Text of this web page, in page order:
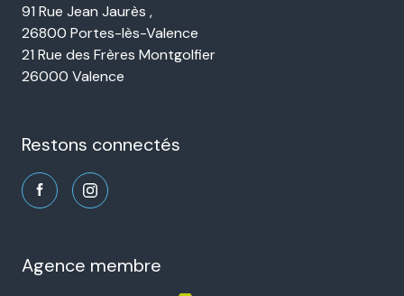
91 Rue Jean Jaurès ,
26800 Portes-lès-Valence
21 Rue des Frères Montgolfier
26000 Valence
restons connectés
agence membre